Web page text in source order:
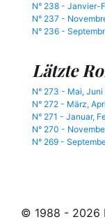
N° 238 - Janvier-
N° 237 -
N° 236 -
Lätzte
N° 273 - Mai,
N° 272 - März,
N° 271 - Januar,
N° 270 -
N° 269 -
© 1988 - 2026